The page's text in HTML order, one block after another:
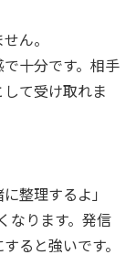
ん。
十分です。相手
て受け取れま
整理するよ」
なります。発信
ると強いです。